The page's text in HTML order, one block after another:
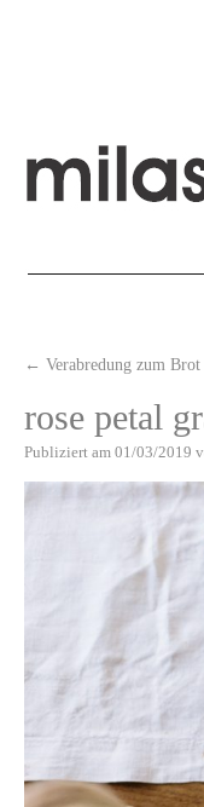
← Verabredung zum
rose petal
Publiziert am 01/03/2019